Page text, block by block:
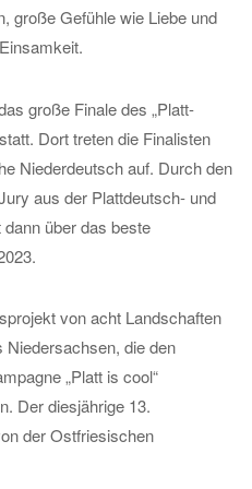
große Gefühle wie Liebe und
große Finale des „Platt-
Dort treten die Finalisten
Niederdeutsch auf. Durch den
aus der Plattdeutsch- und
über das beste
von acht Landschaften
Niedersachsen, die den
„Platt is cool“
Der diesjährige 13.
der Ostfriesischen